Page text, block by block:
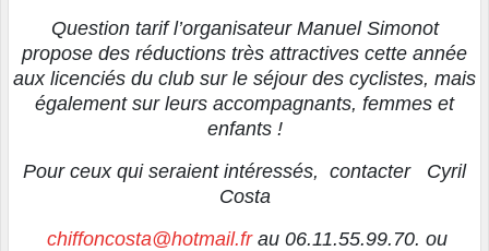
Question tarif l’organisateur Manuel Simonot
propose des réductions très attractives cette année
aux licenciés du club sur le séjour des cyclistes, mais
également sur leurs accompagnants, femmes et
enfants !
Pour ceux qui seraient intéressés, contacter Cyril
Costa
chiffoncosta@hotmail.frau 06.11.55.99.70. ou